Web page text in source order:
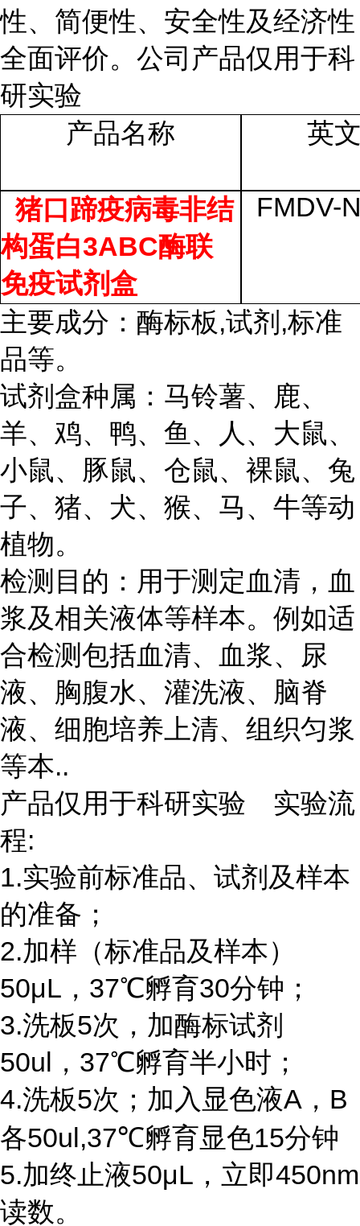
性、简便性、安全性及经济性
全面评价。公司产品仅用于科
研实验
产品名称 英
猪口蹄疫病毒非结
构蛋白3ABC酶联
免疫试剂盒
FMDV-
主要成分：酶标板,试剂,标准
品等。
试剂盒种属：马铃薯、鹿、
羊、鸡、鸭、鱼、人、大鼠、
小鼠、豚鼠、仓鼠、裸鼠、兔
子、猪、犬、猴、马、牛等动
植物。
检测目的：用于测定血清，血
浆及相关液体等样本。例如适
合检测包括血清、血浆、尿
液、胸腹水、灌洗液、脑脊
液、细胞培养上清、组织匀浆
等本..
产品仅用于科研实验 实验流
程:
1.实验前标准品、试剂及样本
的准备；
2.加样（标准品及样本）
50μL，37℃孵育30分钟；
3.洗板5次，加酶标试剂
50ul，37℃孵育半小时；
4.洗板5次；加入显色液A，B
各50ul,37℃孵育显色15分钟
5.加终止液50μL，立即450nm
读数。